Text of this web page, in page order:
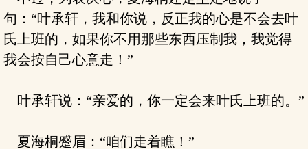
句：“叶承轩，我和你说，反正我的心是不会去叶
氏上班的，如果你不用那些东西压制我，我觉得
我会按自己心意走！”
叶承轩说：“亲爱的，你一定会来叶氏上班的。”
夏海桐蹙眉：“咱们走着瞧！”